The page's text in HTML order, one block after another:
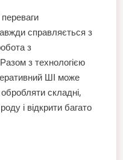
справляється з
з
з технологією
ШІ може
складні,
і відкрити багато